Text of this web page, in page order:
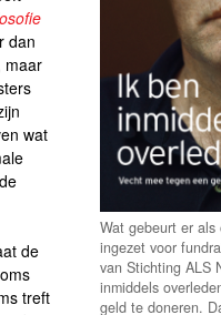
dan
maar
wat
de
treft
Wat gebeurt er als
ingezet voor
van Stichting ALS
inmiddels
geld te doneren.